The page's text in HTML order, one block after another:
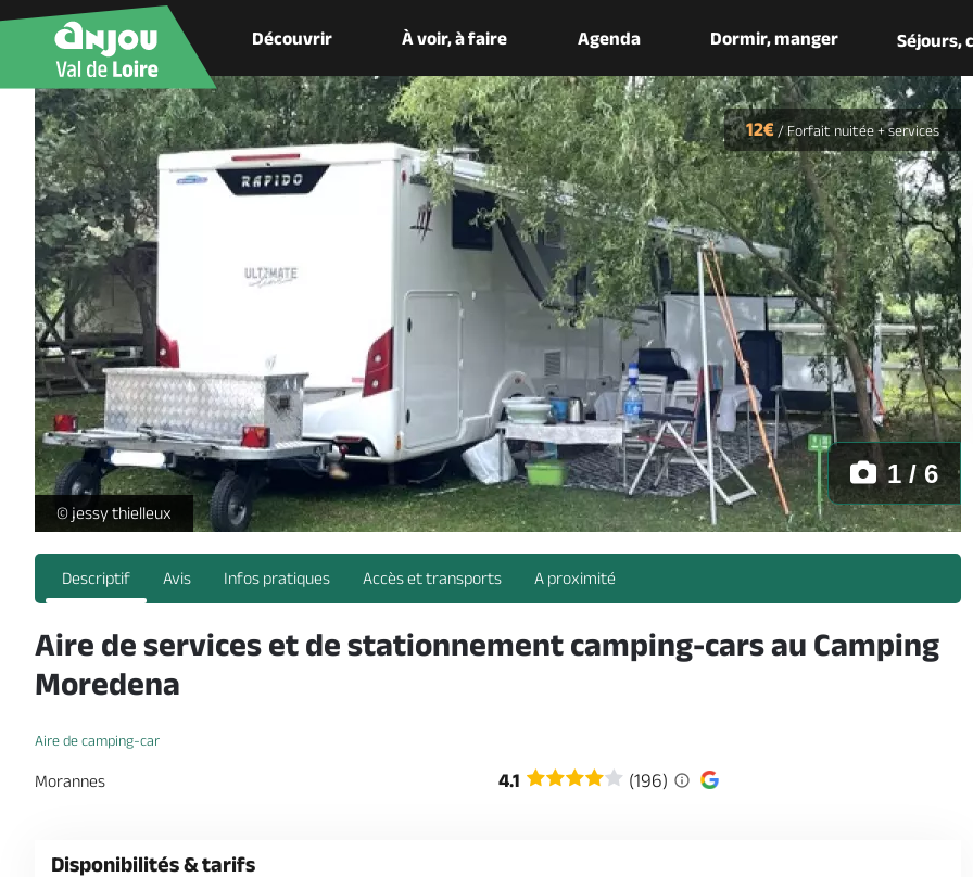
Découvrir À voir, à faire Agenda Dormir, manger Séjours,
camping car moredena -
© jessy thielleux
1 / 6
12€/Forfait nuitée + services
Descriptif Avis Infos pratiques Accès et transports A proximité
Aire de services et de stationnement camping-cars au Camping
Moredena
Aire de camping-car
Morannes 4.1 (196)
Disponibilités & tarifs